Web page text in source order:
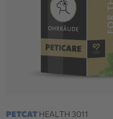
PETCAT HEALTH 3011